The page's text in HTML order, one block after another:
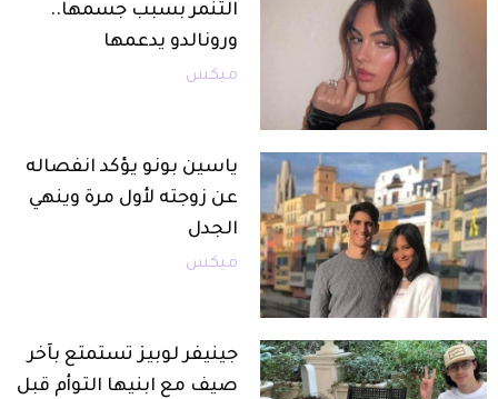
التنمر بسبب جسمها..
ورونالدو يدعمها
ميكس
ياسين بونو يؤكد انفصاله
عن زوجته لأول مرة وينهي
الجدل
ميكس
جينيفر لوبيز تستمتع بآخر
صيف مع ابنيها التوأم قبل